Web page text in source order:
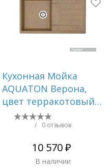
Кухонная Мойка
AQUATON Верона,
цвет терракотовый
() 1A710032VR270
/ 0 отзывов
10 570 ₽
В наличии